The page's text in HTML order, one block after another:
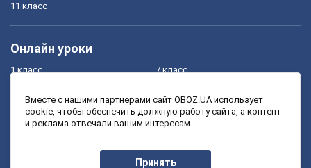
11 класс
Онлайн уроки
1 класс
3 класс
7 класс
9 класс
Вместе с нашими партнерами сайт OBOZ.UA использует
cookie, чтобы обеспечить должную работу сайта, а контент
и реклама отвечали вашим интересам.
Принять